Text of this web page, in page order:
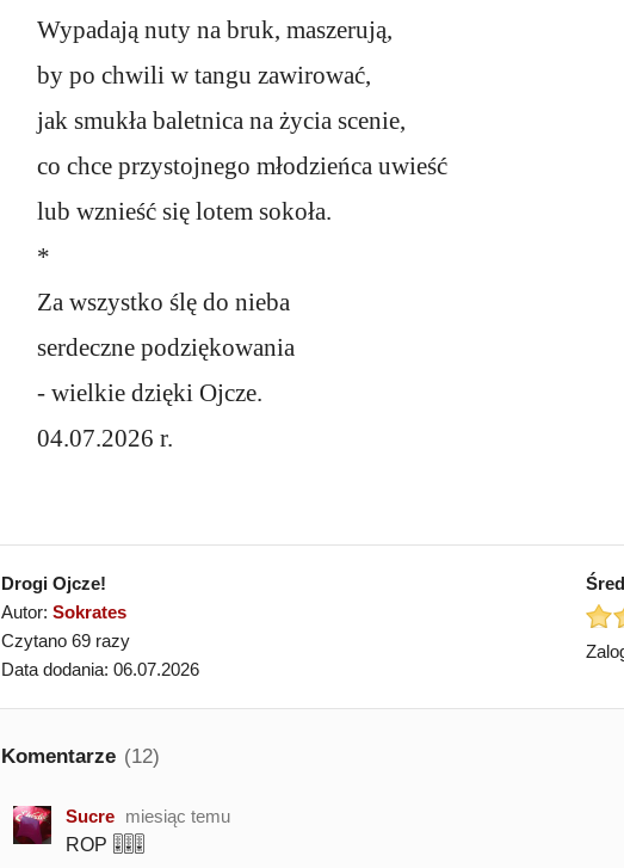
Wypadają nuty na bruk, maszerują,
by po chwili w tangu zawirować,
jak smukła baletnica na życia scenie,
co chce przystojnego młodzieńca uwieść
lub wznieść się lotem sokoła.
*
Za wszystko ślę do nieba
serdeczne podziękowania
- wielkie dzięki Ojcze.
04.07.2026 r.
Drogi Ojcze!
Autor: Sokrates
Czytano 69 razy
Data dodania: 06.07.2026
Komentarze (12)
Sucre miesiąc temu
ROP 🎚️🎚️🎚️